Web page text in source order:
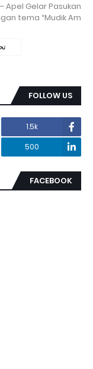
Apel Gelar Pasukan
tema “Mudik Am…
FOLLOW US
1.5k
500
FACEBOOK